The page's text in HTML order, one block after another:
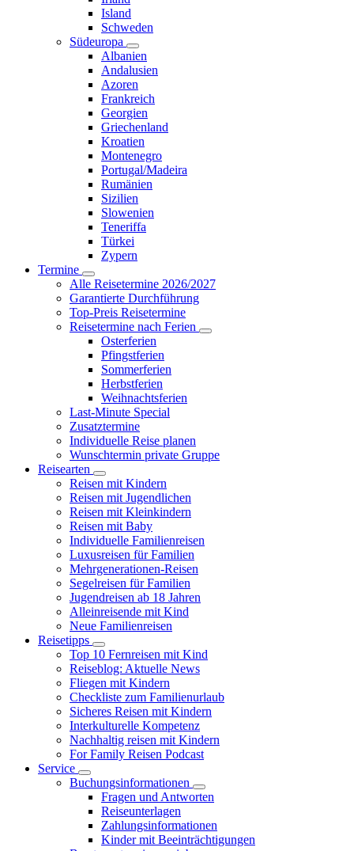
Island
Schweden
Südeuropa
Albanien
Andalusien
Azoren
Frankreich
Georgien
Griechenland
Kroatien
Montenegro
Portugal/Madeira
Rumänien
Sizilien
Slowenien
Teneriffa
Türkei
Zypern
Termine
Alle Reisetermine 2026/2027
Garantierte Durchführung
Top-Preis Reisetermine
Reisetermine nach Ferien
Osterferien
Pfingstferien
Sommerferien
Herbstferien
Weihnachtsferien
Last-Minute Special
Zusatztermine
Individuelle Reise planen
Wunschtermin private Gruppe
Reisearten
Reisen mit Kindern
Reisen mit Jugendlichen
Reisen mit Kleinkindern
Reisen mit Baby
Individuelle Familienreisen
Luxusreisen für Familien
Mehrgenerationen-Reisen
Segelreisen für Familien
Jugendreisen ab 18 Jahren
Alleinreisende mit Kind
Neue Familienreisen
Reisetipps
Top 10 Fernreisen mit Kind
Reiseblog: Aktuelle News
Fliegen mit Kindern
Checkliste zum Familienurlaub
Sicheres Reisen mit Kindern
Interkulturelle Kompetenz
Nachhaltig reisen mit Kindern
For Family Reisen Podcast
Service
Buchungsinformationen
Fragen und Antworten
Reiseunterlagen
Zahlungsinformationen
Kinder mit Beeinträchtigungen